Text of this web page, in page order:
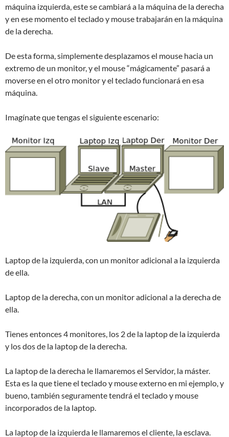
máquina izquierda, este se cambiará a la máquina de la derecha
y en ese momento el teclado y mouse trabajarán en la máquina
de la derecha.
De esta forma, simplemente desplazamos el mouse hacia un
extremo de un monitor, y el mouse “mágicamente” pasará a
moverse en el otro monitor y el teclado funcionará en esa
máquina.
Imagínate que tengas el siguiente escenario:
Laptop de la izquierda, con un monitor adicional a la izquierda
de ella.
Laptop de la derecha, con un monitor adicional a la derecha de
ella.
Tienes entonces 4 monitores, los 2 de la laptop de la izquierda
y los dos de la laptop de la derecha.
La laptop de la derecha le llamaremos el Servidor, la máster.
Esta es la que tiene el teclado y mouse externo en mi ejemplo, y
bueno, también seguramente tendrá el teclado y mouse
incorporados de la laptop.
La laptop de la izquierda le llamaremos el cliente, la esclava.